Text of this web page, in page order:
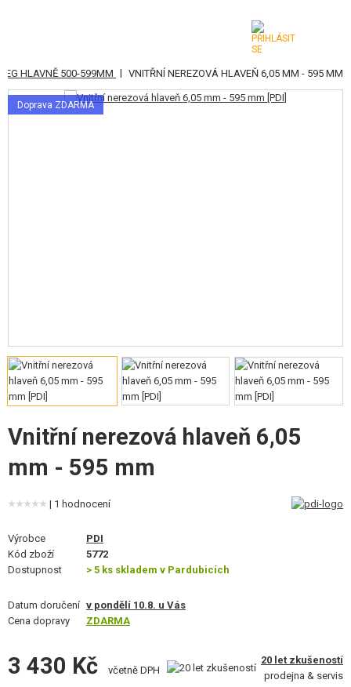
KATEGORIE
AIRSOFTOVÉ ZBRANĚ
VÝSTROJ, UNIFORMY, POUZDRA
MASKOVÁNÍ, BARVY, PÁSKY
VYSÍLAČKY, HEADSETY, KAMERY
DOPLŇKY KE ZBRANÍM, POPRUHY
NÁHRADNÍ DÍLY, UPGRADE
SERVIS A ÚDRŽBA ZBRANÍ
SEBEOBRANA, VÝCVIK, NOŽE
TERČE, STŘELNICE
JÍDLO
HLAVNĚ 500-599MM | VNITŘNÍ NEREZOVÁ HLAVEŇ 6,05 MM - 595 MM
Doprava ZDARMA
Vnitřní nerezová hlaveň 6,05
mm - 595 mm
| 1 hodnocení
Výrobce
PDI
Kód zboží
5772
Dostupnost
> 5 ks skladem v Pardubicích
Datum doručení v pondělí 10.8. u Vás
Cena dopravy
ZDARMA
3 430 Kč včetně DPH
20 let zkušeností
prodejna & servis